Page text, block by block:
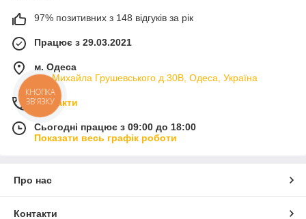
97% позитивних з 148 відгуків за рік
Працює з 29.03.2021
м. Одеса
вул.Михайла Грушевського д.30В, Одеса, Україна
Контакти
Сьогодні працює з 09:00 до 18:00
Показати весь графік роботи
Про нас
Контакти
КНОПКА
ЗВ'ЯЗКУ